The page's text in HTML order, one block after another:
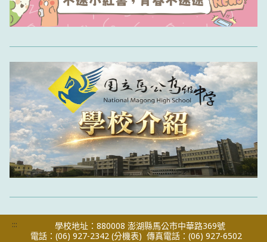
:::
學校地址：880008 澎湖縣馬公市中華路369號
電話：(06) 927-2342 (分機表) 傳真電話：(06) 927-6502